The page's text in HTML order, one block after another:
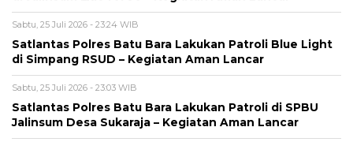
Sabtu, 25 Juli 2026 - 23:24 WIB
Satlantas Polres Batu Bara Lakukan Patroli Blue Light
di Simpang RSUD – Kegiatan Aman Lancar
Sabtu, 25 Juli 2026 - 23:03 WIB
Satlantas Polres Batu Bara Lakukan Patroli di SPBU
Jalinsum Desa Sukaraja – Kegiatan Aman Lancar